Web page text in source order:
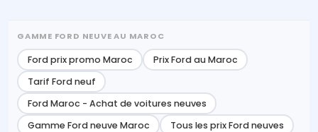
GAMME FORD NEUVE AU MAROC
Ford prix promo Maroc
Prix Ford au Maroc
Tarif Ford neuf
Ford Maroc - Achat de voitures neuves
Gamme Ford neuve Maroc
Tous les prix Ford neuves